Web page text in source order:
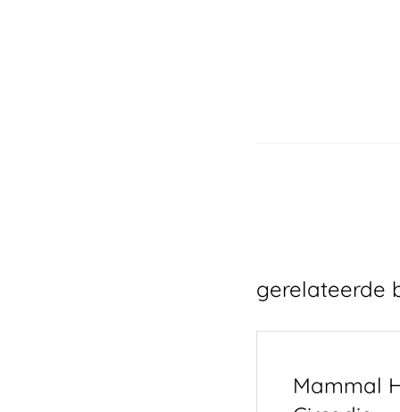
gerelateerde
Mammal